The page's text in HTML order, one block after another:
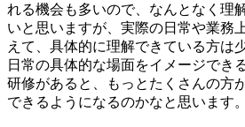
れる機会も多いので、なんとなく理
いと思いますが、実際の日常や業務
えて、具体的に理解できている方は
日常の具体的な場面をイメージでき
研修があると、もっとたくさんの方
できるようになるのかなと思います。